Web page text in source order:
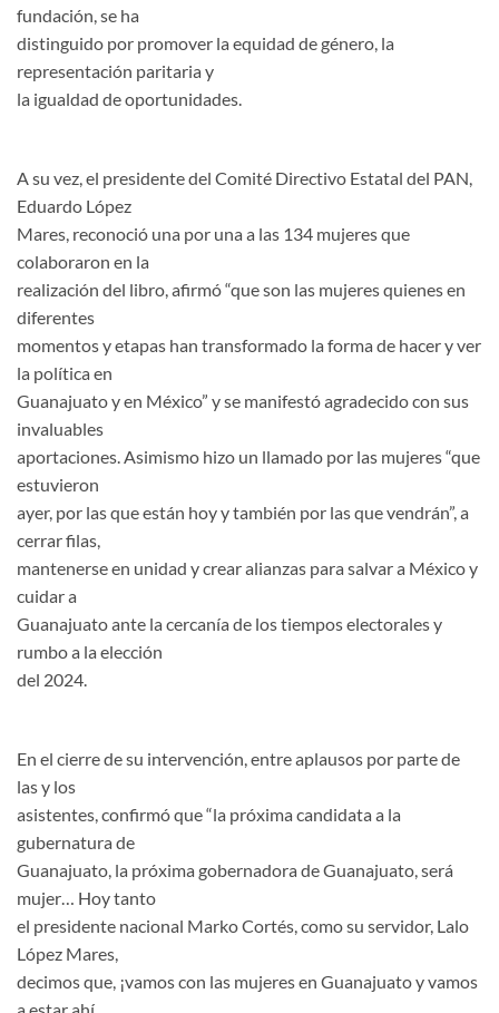
fundación, se ha
distinguido por promover la equidad de género, la
representación paritaria y
la igualdad de oportunidades.
A su vez, el presidente del Comité Directivo Estatal del PAN,
Eduardo López
Mares, reconoció una por una a las 134 mujeres que
colaboraron en la
realización del libro, afirmó “que son las mujeres quienes en
diferentes
momentos y etapas han transformado la forma de hacer y ver
la política en
Guanajuato y en México” y se manifestó agradecido con sus
invaluables
aportaciones. Asimismo hizo un llamado por las mujeres “que
estuvieron
ayer, por las que están hoy y también por las que vendrán”, a
cerrar filas,
mantenerse en unidad y crear alianzas para salvar a México y
cuidar a
Guanajuato ante la cercanía de los tiempos electorales y
rumbo a la elección
del 2024.
En el cierre de su intervención, entre aplausos por parte de
las y los
asistentes, confirmó que “la próxima candidata a la
gubernatura de
Guanajuato, la próxima gobernadora de Guanajuato, será
mujer… Hoy tanto
el presidente nacional Marko Cortés, como su servidor, Lalo
López Mares,
decimos que, ¡vamos con las mujeres en Guanajuato y vamos